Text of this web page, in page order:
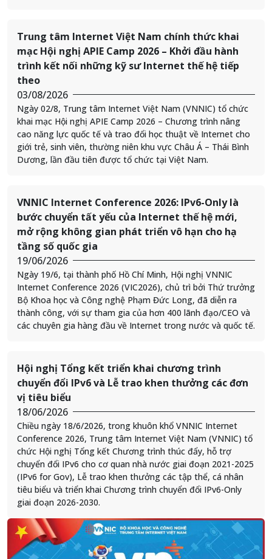
Trung tâm Internet Việt Nam chính thức khai
mạc Hội nghị APIE Camp 2026 – Khởi đầu hành
trình kết nối những kỹ sư Internet thế hệ tiếp
theo
03/08/2026
Ngày 02/8, Trung tâm Internet Việt Nam (VNNIC) tổ chức
khai mạc Hội nghị APIE Camp 2026 – Chương trình nâng
cao năng lực quốc tế và trao đổi học thuật về Internet cho
giới trẻ, sinh viên, thường niên khu vực Châu Á – Thái Bình
Dương, lần đầu tiên được tổ chức tại Việt Nam.
VNNIC Internet Conference 2026: IPv6-Only là
bước chuyển tất yếu của Internet thế hệ mới,
mở rộng không gian phát triển vô hạn cho hạ
tầng số quốc gia
19/06/2026
Ngày 19/6, tại thành phố Hồ Chí Minh, Hội nghị VNNIC
Internet Conference 2026 (VIC2026), chủ trì bởi Thứ trưởng
Bộ Khoa học và Công nghệ Phạm Đức Long, đã diễn ra
thành công, với sự tham gia của hơn 400 lãnh đạo/CEO và
các chuyên gia hàng đầu về Internet trong nước và quốc tế.
Hội nghị Tổng kết triển khai chương trình
chuyển đổi IPv6 và Lễ trao khen thưởng các đơn
vị tiêu biểu
18/06/2026
Chiều ngày 18/6/2026, trong khuôn khổ VNNIC Internet
Conference 2026, Trung tâm Internet Việt Nam (VNNIC) tổ
chức Hội nghị Tổng kết Chương trình thúc đẩy, hỗ trợ
chuyển đổi IPv6 cho cơ quan nhà nước giai đoạn 2021-2025
(IPv6 for Gov), Lễ trao khen thưởng các tập thể, cá nhân
tiêu biểu và triển khai Chương trình chuyển đổi IPv6-Only
giai đoạn 2026-2030.